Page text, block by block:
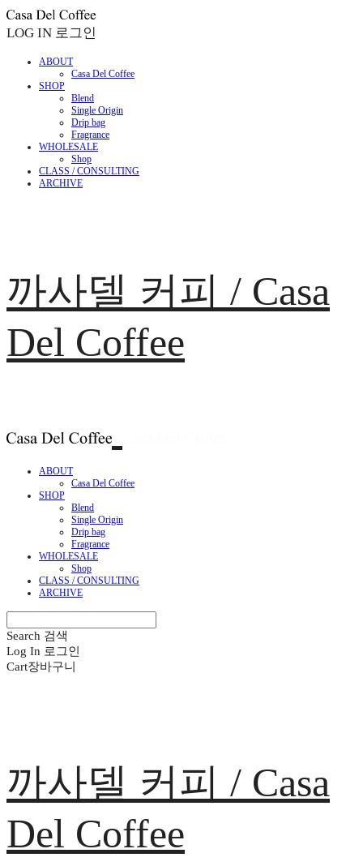
LOG IN 로그인
ABOUT
Casa Del Coffee
SHOP
Blend
Single Origin
Drip bag
Fragrance
WHOLESALE
Shop
CLASS / CONSULTING
ARCHIVE
까사델 커피 / Casa
Del Coffee
ABOUT
Casa Del Coffee
SHOP
Blend
Single Origin
Drip bag
Fragrance
WHOLESALE
Shop
CLASS / CONSULTING
ARCHIVE
Search 검색
Log In 로그인
Cart장바구니
까사델 커피 / Casa
Del Coffee